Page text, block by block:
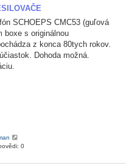
SCHOEPS CMC53 (guľová
boxe s originálnou
z konca 80tych rokov.
Dohoda možná.
0